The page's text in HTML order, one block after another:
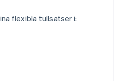
flexibla tullsatser i: